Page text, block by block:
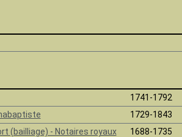
1741-1792
1729-1843
(bailliage) - Notaires royaux
1688-1735